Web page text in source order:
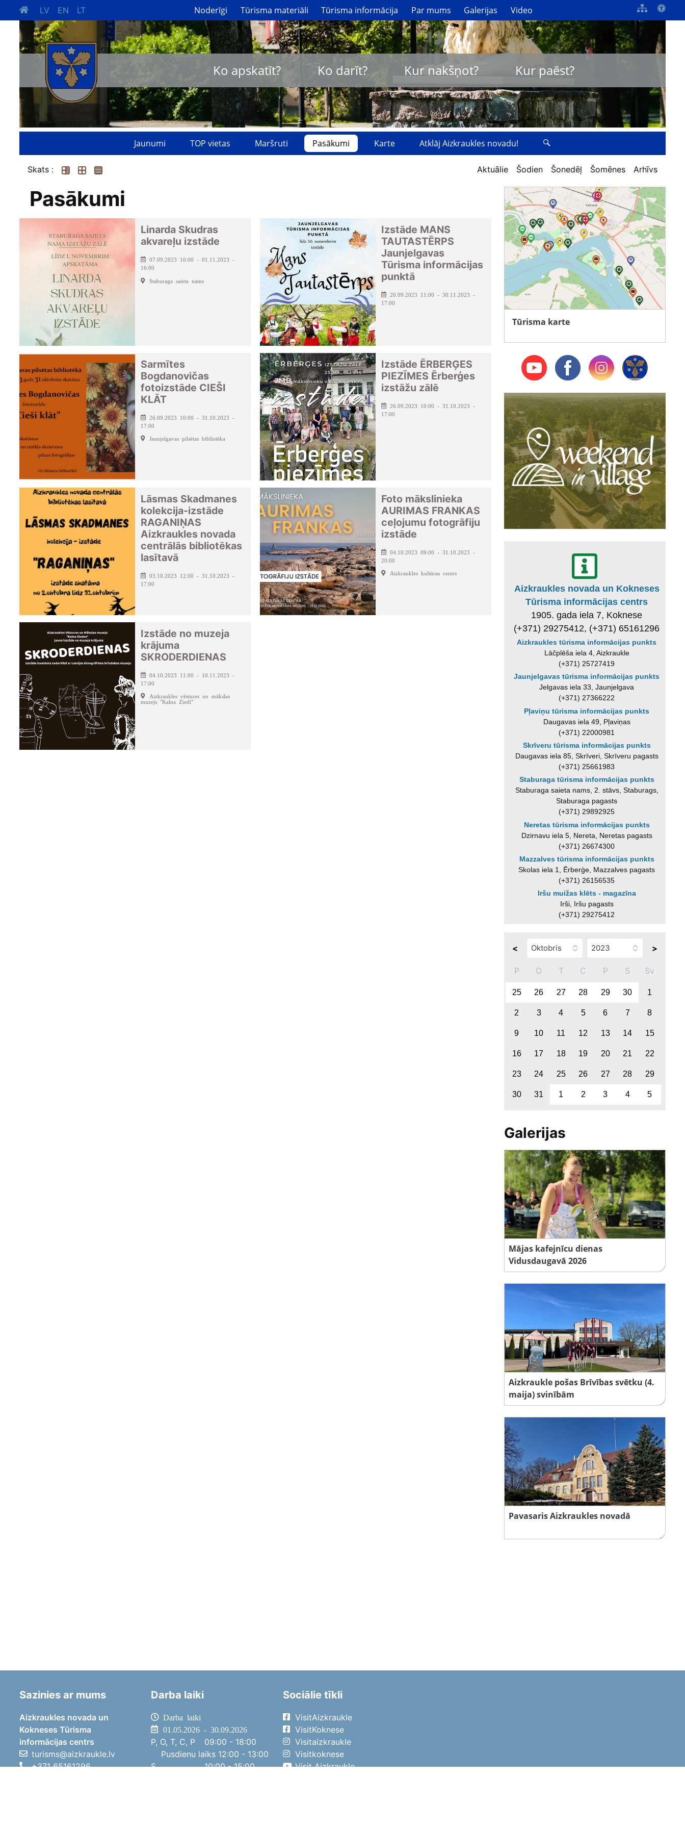
LV EN LT Noderīgi Tūrisma materiāli Tūrisma informācija Par mums Galerijas Video
Ko apskatīt? Ko darīt? Kur nakšņot? Kur paēst?
Jaunumi TOP vietas Maršruti Pasākumi Karte Atklāj Aizkraukles novadu!
Skats : Aktuālie Šodien Šonedēļ Šomēnes Arhīvs
Pasākumi
Linarda Skudras
akvareļu izstāde
07.09.2023 10:00 - 01.11.2023 -
16:00
Staburaga saieta nams
Izstāde MANS
TAUTASTĒRPS
Jaunjelgavas
Tūrisma informācijas
punktā
20.09.2023 11:00 - 30.11.2023 -
17:00
Sarmītes
Bogdanovičas
fotoizstāde CIEŠI
KLĀT
26.09.2023 10:00 - 31.10.2023 -
17:00
Jaunjelgavas pilsētas bibliotēka
Izstāde ĒRBERĢES
PIEZĪMES Ērberģes
izstāžu zālē
26.09.2023 10:00 - 31.10.2023 -
17:00
Lāsmas Skadmanes
kolekcija-izstāde
RAGANIŅAS
Aizkraukles novada
centrālās bibliotēkas
lasītavā
03.10.2023 12:00 - 31.10.2023 -
17:00
Foto mākslinieka
AURIMAS FRANKAS
ceļojumu fotogrāfiju
izstāde
04.10.2023 09:00 - 31.10.2023 -
20:00
Aizkraukles kultūras centrs
Izstāde no muzeja
krājuma
SKRODERDIENAS
04.10.2023 11:00 - 10.11.2023 -
17:00
Aizkraukles vēstures un mākslas
muzejs "Kalna Ziedi"
Tūrisma karte
Aizkraukles novada un Kokneses
Tūrisma informācijas centrs
1905. gada iela 7, Koknese
(+371) 29275412, (+371) 65161296
Aizkraukles tūrisma informācijas punkts
Lāčplēša iela 4, Aizkraukle
(+371) 25727419
Jaunjelgavas tūrisma informācijas punkts
Jelgavas iela 33, Jaunjelgava
(+371) 27366222
Pļaviņu tūrisma informācijas punkts
Daugavas iela 49, Pļaviņas
(+371) 22000981
Skrīveru tūrisma informācijas punkts
Daugavas iela 85, Skrīveri, Skrīveru pagasts
(+371) 25661983
Staburaga tūrisma informācijas punkts
Staburaga saieta nams, 2. stāvs, Staburags,
Staburaga pagasts
(+371) 29892925
Neretas tūrisma informācijas punkts
Dzirnavu iela 5, Nereta, Neretas pagasts
(+371) 26674300
Mazzalves tūrisma informācijas punkts
Skolas iela 1, Ērberģe, Mazzalves pagasts
(+371) 26156535
Iršu muižas klēts - magazīna
Irši, Iršu pagasts
(+371) 29275412
< >
P O T C P S Sv
25 26 27 28 29 30 1
2 3 4 5 6 7 8
9 10 11 12 13 14 15
16 17 18 19 20 21 22
23 24 25 26 27 28 29
30 31 1 2 3 4 5
Galerijas
Mājas kafejnīcu dienas
Vidusdaugavā 2026
Aizkraukle pošas Brīvības svētku (4.
maija) svinībām
Pavasaris Aizkraukles novadā
Sazinies ar mums
Aizkraukles novada un
Kokneses Tūrisma
informācijas centrs
turisms@aizkraukle.lv
+371 65161296
Darba laiki
Darba laiki
01.05.2026 - 30.09.2026
P, O, T, C, P
09:00 - 18:00
Pusdienu laiks 12:00 - 13:00
S
10:00 - 15:00
Sociālie tīkli
VisitAizkraukle
VisitKoknese
Visitaizkraukle
Visitkoknese
Visit Aizkraukle